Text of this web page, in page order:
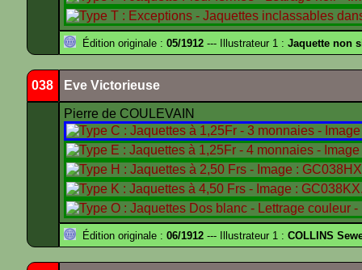
Édition originale : 05/1912 --- Illustrateur 1 : Jaquette non
038 Eve Victorieuse
Pierre de COULEVAIN
Édition originale : 06/1912 --- Illustrateur 1 : COLLINS